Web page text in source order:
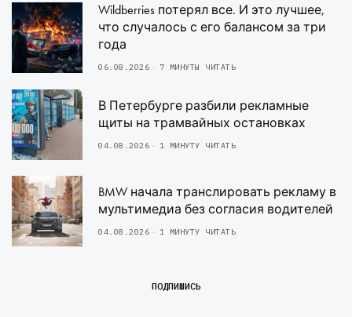
Wildberries потерял все. И это лучшее,
что случалось с его балансом за три
года
06.08.2026 7 МИНУТЫ ЧИТАТЬ
В Петербурге разбили рекламные
щиты на трамвайных остановках
04.08.2026 1 МИНУТУ ЧИТАТЬ
BMW начала транслировать рекламу в
мультимедиа без согласия водителей
04.08.2026 1 МИНУТУ ЧИТАТЬ
ПОДПИШИСЬ